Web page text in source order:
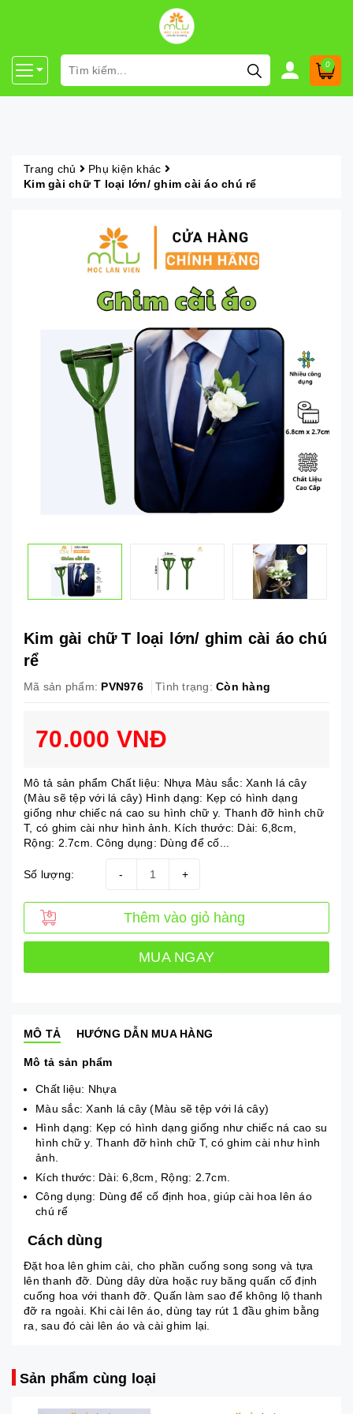
0
Trang chủ
Phụ kiện khác
Kim gài chữ T loại lớn/ ghim cài áo chú rể
Kim gài chữ T loại lớn/ ghim cài áo chú
rể
Mã sản phẩm: PVN976 Tình trạng: Còn hàng
70.000 VNĐ
Mô tả sản phẩm Chất liệu: Nhựa Màu sắc: Xanh lá cây
(Màu sẽ tệp với lá cây) Hình dạng: Kẹp có hình dạng
giống như chiếc ná cao su hình chữ y. Thanh đỡ hình chữ
T, có ghim cài như hình ảnh. Kích thước: Dài: 6,8cm,
Rộng: 2.7cm. Công dụng: Dùng để cố...
Số lượng: +
-
Thêm vào giỏ hàng
MUA NGAY
MÔ TẢ HƯỚNG DẪN MUA HÀNG
Mô tả sản phẩm
Chất liệu: Nhựa
Màu sắc: Xanh lá cây (Màu sẽ tệp với lá cây)
Hình dạng: Kẹp có hình dạng giống như chiếc ná cao su
hình chữ y. Thanh đỡ hình chữ T, có ghim cài như hình
ảnh.
Kích thước: Dài: 6,8cm, Rộng: 2.7cm.
Công dụng: Dùng để cố định hoa, giúp cài hoa lên áo
chú rể
Cách dùng
Đặt hoa lên ghim cài, cho phần cuống song song và tựa
lên thanh đỡ. Dùng dây dừa hoặc ruy băng quấn cố định
cuống hoa với thanh đỡ. Quấn làm sao để không lộ thanh
đỡ ra ngoài. Khi cài lên áo, dùng tay rút 1 đầu ghim bằng
ra, sau đó cài lên áo và cài ghim lại.
Sản phẩm cùng loại